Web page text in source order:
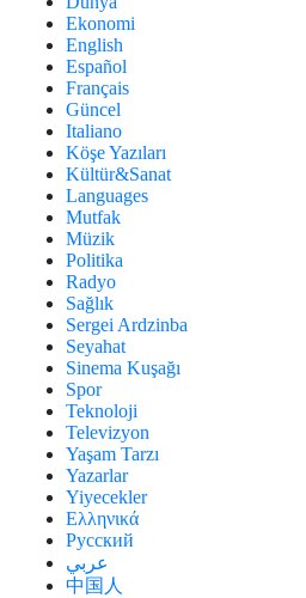
Ekonomi
English
Español
Français
Güncel
Italiano
Köşe Yazıları
Kültür&Sanat
Languages
Mutfak
Müzik
Politika
Radyo
Sağlık
Sergei Ardzinba
Seyahat
Sinema Kuşağı
Spor
Teknoloji
Televizyon
Yaşam Tarzı
Yazarlar
Yiyecekler
Ελληνικά
Русский
عربي
中国人